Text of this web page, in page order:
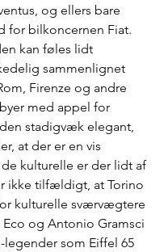
og ellers bare
for bilkoncernen Fiat.
kan føles lidt
sammenlignet
Firenze og andre
med appel for
stadigvæk elegant,
at der er en vis
kulturelle er der lidt af
ikke tilfældigt, at Torino
kulturelle sværvægtere
og Antonio Gramsci
legender som Eiffel 65